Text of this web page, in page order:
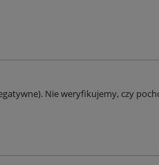
Nie weryfikujemy, czy